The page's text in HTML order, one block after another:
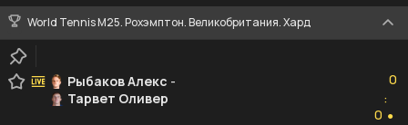
World Tennis M25. Рохэмптон. Великобритания. Хард
Рыбаков Алекс -
Тарвет Оливер
0
:
0 ●